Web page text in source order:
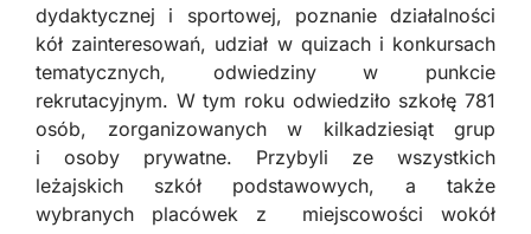
dydaktycznej i sportowej, poznanie działalności
kół zainteresowań, udział w quizach i konkursach
tematycznych, odwiedziny w punkcie
rekrutacyjnym. W tym roku odwiedziło szkołę 781
osób, zorganizowanych w kilkadziesiąt grup
i osoby prywatne. Przybyli ze wszystkich
leżajskich szkół podstawowych, a także
wybranych placówek z miejscowości wokół